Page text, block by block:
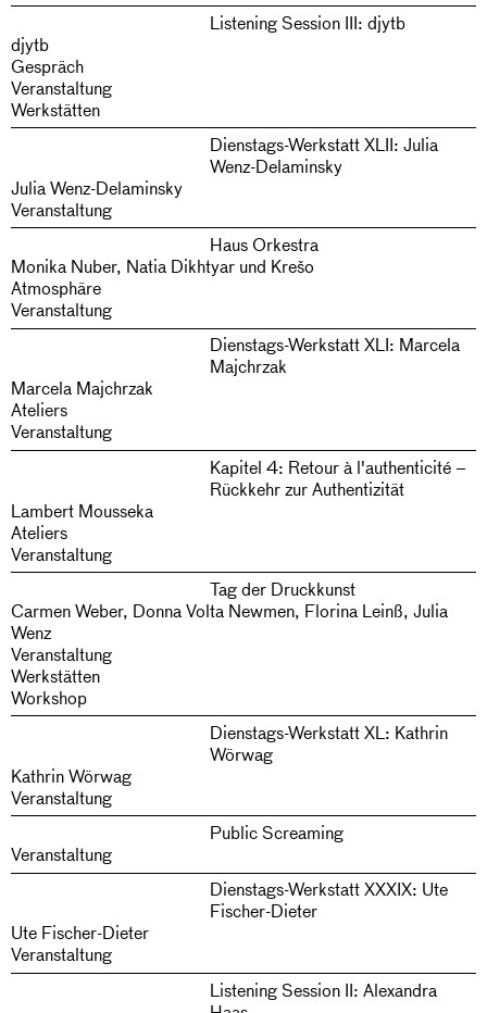
Listening Session III: djytb
djytb
Gespräch
Veranstaltung
Werkstätten
Dienstags-Werkstatt XLII: Julia
Wenz-Delaminsky
Julia Wenz-Delaminsky
Veranstaltung
Haus Orkestra
Monika Nuber, Natia Dikhtyar und Krešo
Atmosphäre
Veranstaltung
Dienstags-Werkstatt XLI: Marcela
Majchrzak
Marcela Majchrzak
Ateliers
Veranstaltung
Kapitel 4: Retour à l'authenticité –
Rückkehr zur Authentizität
Lambert Mousseka
Ateliers
Veranstaltung
Tag der Druckkunst
Carmen Weber, Donna Volta Newmen, Florina Leinß, Julia
Wenz
Veranstaltung
Werkstätten
Workshop
Dienstags-Werkstatt XL: Kathrin
Wörwag
Kathrin Wörwag
Veranstaltung
Public Screaming
Veranstaltung
Dienstags-Werkstatt XXXIX: Ute
Fischer-Dieter
Ute Fischer-Dieter
Veranstaltung
Listening Session II: Alexandra